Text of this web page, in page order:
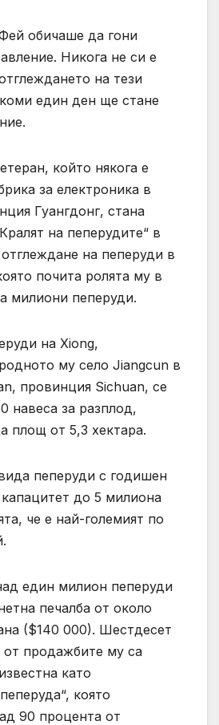
обичаше да гони
Никога не си е
на тези
един ден ще стане
който някога е
за електроника в
Гуангдонг, стана
на пеперудите“ в
на пеперуди в
почита ролята му в
милиони пеперуди.
на Xiong,
му село Jiangcun в
провинция Sichuan, се
навеса за разплод,
площ от 5,3 хектара.
пеперуди с годишен
до 5 милиона
че е най-големият по
един милион пеперуди
печалба от около
($140 000). Шестдесет
продажбите му са
като
която
90 процента от